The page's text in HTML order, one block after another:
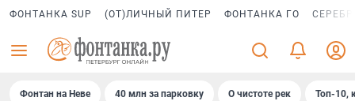
ФОНТАНКА SUP (ОТ)ЛИЧНЫЙ ПИТЕР ФОНТАНКА ГО
Фонтан на Неве 40 млн за парковку О чистоте рек Топ-10,